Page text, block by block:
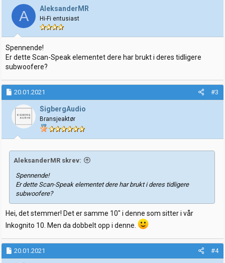
j
o
e
r
:
A AleksanderMR
Hi-Fi entusiast
Spennende!
Er dette Scan-Speak elementet dere har brukt i deres tidligere
subwoofere?
20.01.2021 #3
SigbergAudio
Bransjeaktør
AleksanderMR skrev:
Spennende!
Er dette Scan-Speak elementet dere har brukt i deres tidligere
subwoofere?
Hei, det stemmer! Det er samme 10" i denne som sitter i vår
Inkognito 10. Men da dobbelt opp i denne.
20.01.2021 #4